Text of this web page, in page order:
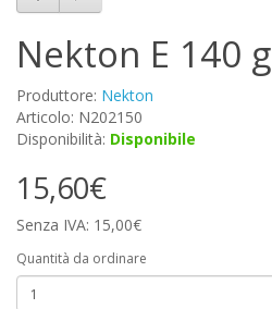
Nekton E 140 g
Produttore: Nekton
Articolo: N202150
Disponibilità: Disponibile
15,60€
Senza IVA: 15,00€
Quantità da ordinare